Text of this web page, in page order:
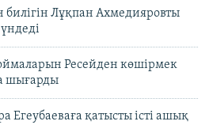
билігін Лұқпан Ахмедияровты
Ресейден көшірмек
шығарды
Егеубаеваға қатысты істі ашық